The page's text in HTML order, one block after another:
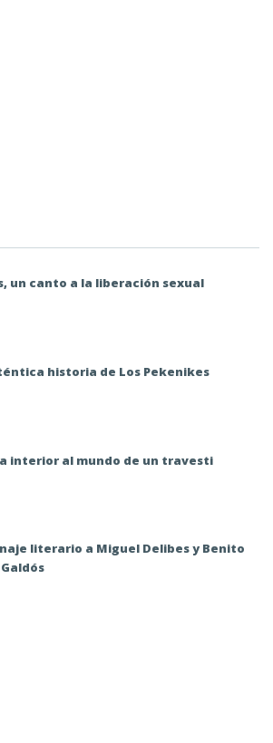
un canto a la liberación sexual
historia de Los Pekenikes
interior al mundo de un travesti
literario a Miguel Delibes y Benito